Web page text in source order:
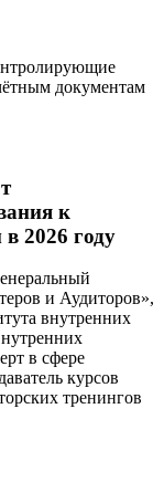
документам
к
2026 году
и Аудиторов»,
внутренних
в сфере
курсов
тренингов